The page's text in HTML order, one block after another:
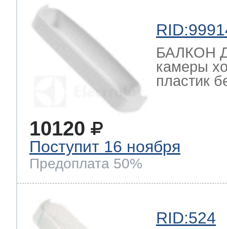
БАЛКОН
камеры
пластик
10120
Поступит 16 ноября
Предоплата 50%
RID:524